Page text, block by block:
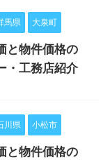
馬県 大泉町
と物件価格の
・工務店紹介
川県 小松市
と物件価格の